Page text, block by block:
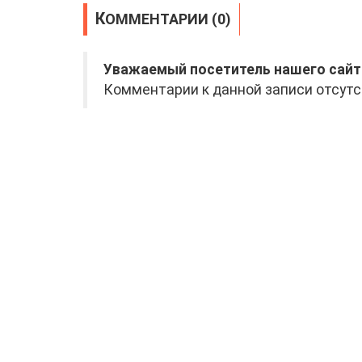
КОММЕНТАРИИ (0)
Уважаемый посетитель нашего
Комментарии к данной записи